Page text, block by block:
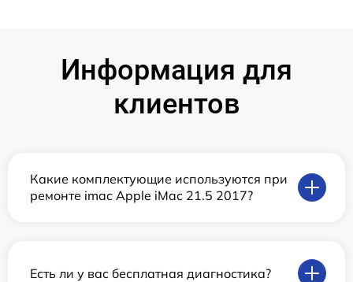
Информация для
клиентов
Какие комплектующие используются при
ремонте imac Apple iMac 21.5 2017?
Есть ли у вас бесплатная диагностика?